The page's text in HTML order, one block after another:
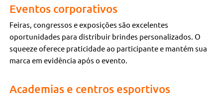
Eventos corporativos
Feiras, congressos e exposições são excelentes
oportunidades para distribuir brindes personalizados. O
squeeze oferece praticidade ao participante e mantém sua
marca em evidência após o evento.
Academias e centros esportivos